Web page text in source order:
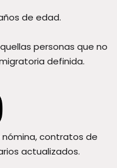
de edad.
personas que no
definida.
nómina, contratos de
actualizados.